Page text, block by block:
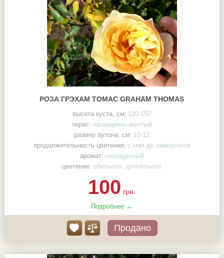
РОЗА ГРЭХАМ ТОМАС GRAHAM THOMAS
высота куста, см: 120-150
окрас: насыщенно-желтый
размер бутона, см: 10-12
продолжительность цветения: с мая до заморозков
аромат: насыщенный
цветение: обильное, длительное
100 грн.
Подробнее →
Продано